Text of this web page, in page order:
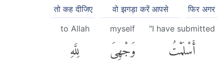
फिर अगर
वो झगड़ा करें आपसे
तो कह दीजिए
"I have submitted
أَسْلَمْتُ
myself
وَجْهِىَ
to Allah
لِلَّهِ